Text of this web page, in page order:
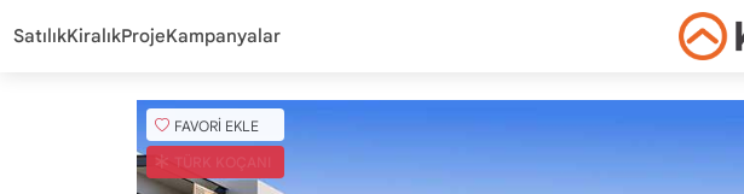
SatılıkKiralıkProjeKampanyalar
FAVORİ EKLE